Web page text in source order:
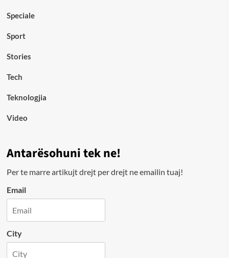
Speciale
Sport
Stories
Tech
Teknologjia
Video
Antarësohuni tek ne!
Per te marre artikujt drejt per drejt ne emailin tuaj!
Email
City